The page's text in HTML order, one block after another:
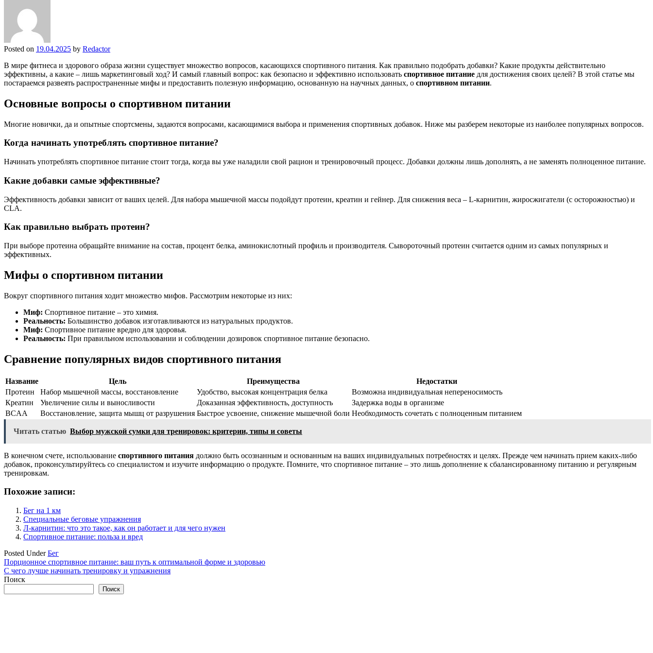
Posted on 19.04.2025 by Redactor
В мире фитнеса и здорового образа жизни существует множество вопросов, касающихся спортивного питания. Как правильно подобрать добавки? Какие продукты действительно
эффективны, а какие – лишь маркетинговый ход? И самый главный вопрос: как безопасно и эффективно использовать спортивное питание для достижения своих целей? В этой статье мы
постараемся развеять распространенные мифы и предоставить полезную информацию, основанную на научных данных, о спортивном питании.
Основные вопросы о спортивном питании
Многие новички, да и опытные спортсмены, задаются вопросами, касающимися выбора и применения спортивных добавок. Ниже мы разберем некоторые из наиболее популярных вопросов.
Когда начинать употреблять спортивное питание?
Начинать употреблять спортивное питание стоит тогда, когда вы уже наладили свой рацион и тренировочный процесс. Добавки должны лишь дополнять, а не заменять полноценное питание.
Какие добавки самые эффективные?
Эффективность добавки зависит от ваших целей. Для набора мышечной массы подойдут протеин, креатин и гейнер. Для снижения веса – L-карнитин, жиросжигатели (с осторожностью) и
CLA.
Как правильно выбрать протеин?
При выборе протеина обращайте внимание на состав, процент белка, аминокислотный профиль и производителя. Сывороточный протеин считается одним из самых популярных и
эффективных.
Мифы о спортивном питании
Вокруг спортивного питания ходит множество мифов. Рассмотрим некоторые из них:
Миф: Спортивное питание – это химия.
Реальность: Большинство добавок изготавливаются из натуральных продуктов.
Миф: Спортивное питание вредно для здоровья.
Реальность: При правильном использовании и соблюдении дозировок спортивное питание безопасно.
Сравнение популярных видов спортивного питания
Название Цель Преимущества
Недостатки
Протеин
Набор мышечной массы, восстановление Удобство, высокая концентрация белка
Возможна индивидуальная непереносимость
Креатин
Увеличение силы и выносливости Доказанная эффективность, доступность
Задержка воды в организме
BCAA
Восстановление, защита мышц от разрушения Быстрое усвоение, снижение мышечной боли Необходимость сочетать с полноценным питанием
Читать статью Выбор мужской сумки для тренировок: критерии, типы и советы
В конечном счете, использование спортивного питания должно быть осознанным и основанным на ваших индивидуальных потребностях и целях. Прежде чем начинать прием каких-либо
добавок, проконсультируйтесь со специалистом и изучите информацию о продукте. Помните, что спортивное питание – это лишь дополнение к сбалансированному питанию и регулярным
тренировкам.
Похожие записи:
Бег на 1 км
Специальные беговые упражнения
Л-карнитин: что это такое, как он работает и для чего нужен
Спортивное питание: польза и вред
Posted UnderБег
Навигация
по
Порционное спортивное питание: ваш путь к оптимальной форме и здоровью
С чего лучше начинать тренировку и упражнения
Поиск
Поиск